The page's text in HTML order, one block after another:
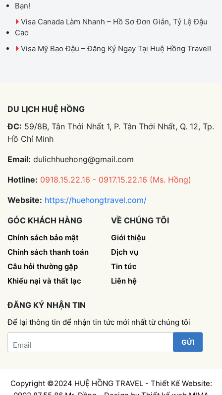
Bạn!
Visa Canada Làm Nhanh – Hồ Sơ Đơn Giản, Tỷ Lệ Đậu
Cao
Visa Mỹ Bao Đậu – Đăng Ký Ngay Tại Huệ Hồng Travel!
DU LỊCH HUỆ HỒNG
ĐC: 59/8B, Tân Thới Nhất 1, P. Tân Thới Nhất, Q. 12, Tp.
Hồ Chí Minh
Email: dulichhuehong@gmail.com
Hotline: 0918.15.22.16 - 0917.15.22.16 (Ms. Hồng)
Website: https://huehongtravel.com/
GÓC KHÁCH HÀNG
Chính sách bảo mật
Chính sách thanh toán
Câu hỏi thường gặp
Khiếu nại và thất lạc
VỀ CHÚNG TÔI
Giới thiệu
Dịch vụ
Tin tức
Liên hệ
ĐĂNG KÝ NHẬN TIN
Để lại thông tin để nhận tin tức mới nhất từ chúng tôi
Email
Copyright ©2024 HUỆ HỒNG TRAVEL - Thiết Kế Website: